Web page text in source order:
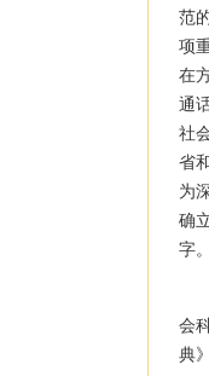
范
项
在
通
社
省
为
确
字
会
典